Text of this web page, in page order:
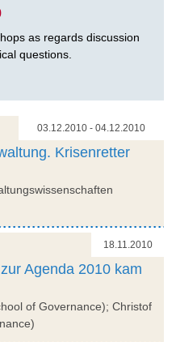
as regards discussion
questions.
03.12.2010 - 04.12.2010
Krisenretter
18.11.2010
Agenda 2010 kam
of Governance); Christof